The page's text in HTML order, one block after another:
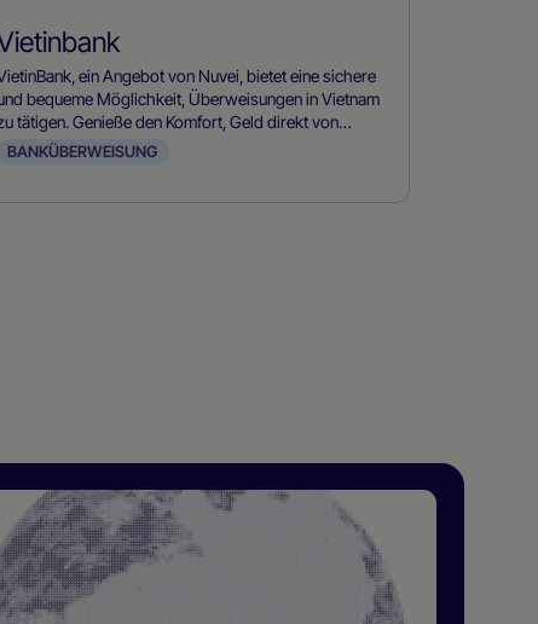
ein Angebot von Nuvei, bietet eine sichere
bequeme Möglichkeit, Überweisungen in Vietnam
tätigen. Genieße den Komfort, Geld direkt von
deinem Bankkonto zu überweisen.
BANKÜBERWEISUNG